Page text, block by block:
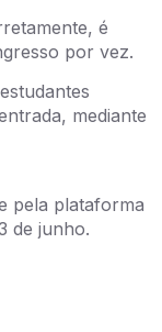
é
por vez.
mediante
pela plataforma
de junho.